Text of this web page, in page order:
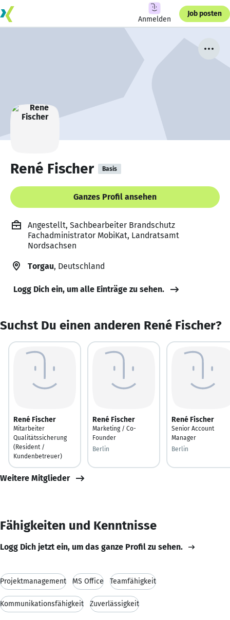
Anmelden
Job posten
René Fischer Basis
Ganzes Profil ansehen
Angestellt, Sachbearbeiter Brandschutz
Fachadministrator MobiKat, Landratsamt
Nordsachsen
Torgau, Deutschland
Logg Dich ein, um alle Einträge zu sehen.
Suchst Du einen anderen René Fischer?
René Fischer
Mitarbeiter
Qualitätssicherung
(Resident /
Kundenbetreuer)
René Fischer
Marketing / Co-
Founder
Berlin
René Fischer
Senior Account
Manager
Berlin
Weitere Mitglieder
Fähigkeiten und Kenntnisse
Logg Dich jetzt ein, um das ganze Profil zu sehen.
Projektmanagement MS Office Teamfähigkeit
Kommunikationsfähigkeit Zuverlässigkeit